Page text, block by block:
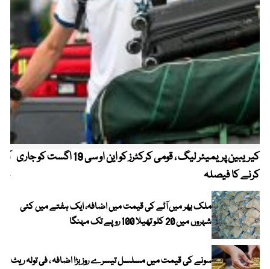
کیریبین پریمیئر لیگ ، قومی کرکٹرز کو این او سی 19 اگست کو جاری
کرنے کا فیصلہ
ملک بھر میں آٹے کی قیمت میں اضافہ، ایک ہفتے میں کئی
شہروں میں 20 کلو تھیلا 100 روپے تک مہنگا
سونے کی قیمت میں مسلسل تیسرے روز بڑا اضافہ ، فی تولہ ریٹ